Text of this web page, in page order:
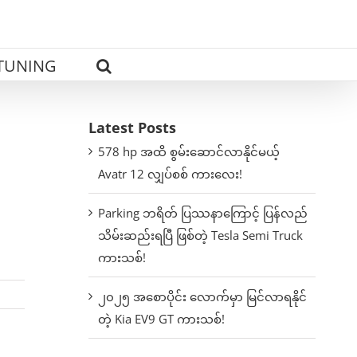
Latest Posts
578 hp အထိ စွမ်းဆောင်လာနိုင်မယ့်
Avatr 12 လျှပ်စစ် ကားလေး!
Parking ဘရိတ် ပြဿနာကြောင့် ပြန်လည်
သိမ်းဆည်းရပြီ ဖြစ်တဲ့ Tesla Semi Truck
ကားသစ်!
၂၀၂၅ အစောပိုင်း လောက်မှာ မြင်လာရနိုင်
တဲ့ Kia EV9 GT ကားသစ်!